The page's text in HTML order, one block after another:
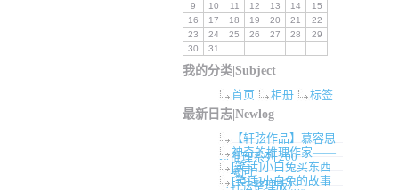
9
10 11 12 13 14
15
16
17 18 19 20 21
22
23
24 25 26 27 28
29
30
31
我的分类|Subject
首页
相册
标签
最新日志|Newlog
【轩弦作品】慕容思
炫推理系列 200
神奇的推理作家——
卓曦同
[笑话]小白兔买东西
（轩弦整理版）
[笑话]小白兔的故事